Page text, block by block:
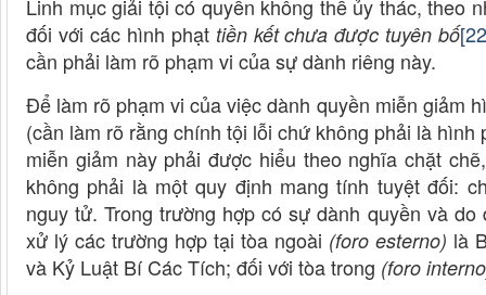
Linh mục giải tội có quyền không thể ủy thác, theo
đối với các hình phạt tiền kết chưa được tuyên bố
cần phải làm rõ phạm vi của sự dành riêng này.
Để làm rõ phạm vi của việc dành quyền miễn giảm
(cần làm rõ rằng chính tội lỗi chứ không phải là
miễn giảm này phải được hiểu theo nghĩa chặt
không phải là một quy định mang tính tuyệt đối:
nguy tử. Trong trường hợp có sự dành quyền và
xử lý các trường hợp tại tòa ngoài (foro esterno) là
và Kỷ Luật Bí Các Tích; đối với tòa trong (foro